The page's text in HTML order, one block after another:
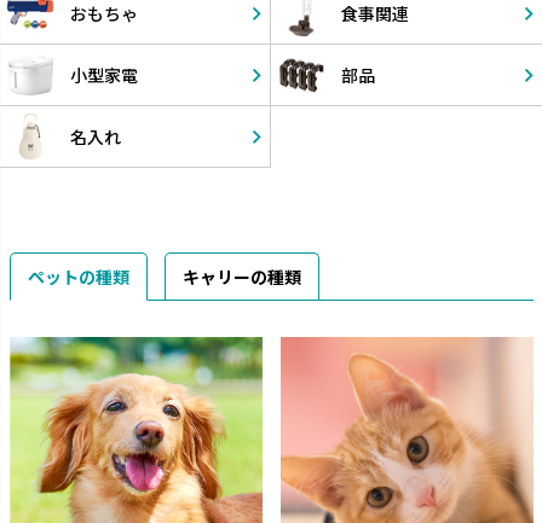
おもちゃ 食事関連
小型家電 部品
名入れ
ペットの種類 キャリーの種類